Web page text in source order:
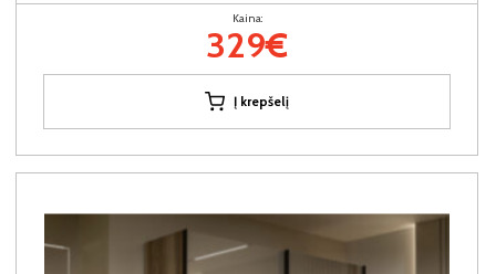
Kaina:
329€
Į krepšelį